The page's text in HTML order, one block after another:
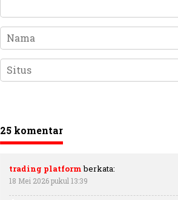
25 komentar
trading platform berkata:
18 Mei 2026 pukul 13:39